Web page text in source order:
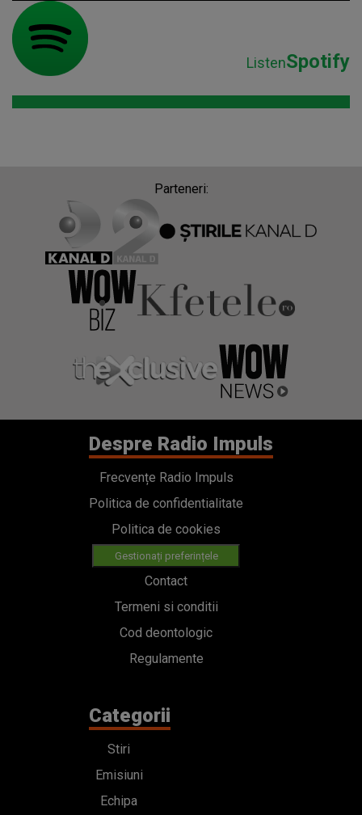
ListenSpotify
Parteneri:
Despre Radio Impuls
Frecvențe Radio Impuls
Politica de confidentialitate
Politica de cookies
Gestionați preferințele
Contact
Termeni si conditii
Cod deontologic
Regulamente
Categorii
Stiri
Emisiuni
Echipa